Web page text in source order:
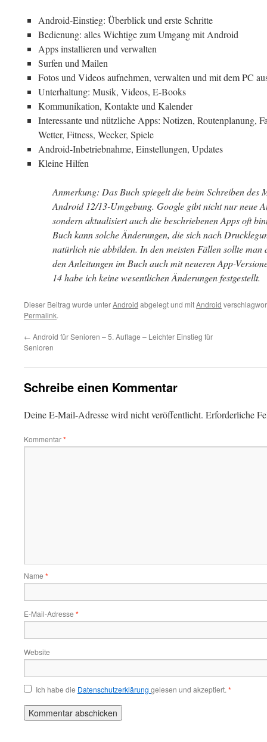
Android-Einstieg: Überblick und erste Schritte
Bedienung: alles Wichtige zum Umgang mit Android
Apps installieren und verwalten
Surfen und Mailen
Fotos und Videos aufnehmen, verwalten und mit dem PC
Unterhaltung: Musik, Videos, E-Books
Kommunikation, Kontakte und Kalender
Interessante und nützliche Apps: Notizen, Routenplanung,
Wetter, Fitness, Wecker, Spiele
Android-Inbetriebnahme, Einstellungen, Updates
Kleine Hilfen
Anmerkung: Das Buch spiegelt die beim Schreiben des
Android 12/13-Umgebung. Google gibt nicht nur neue
sondern aktualisiert auch die beschriebenen Apps oft
Buch kann solche Änderungen, die sich nach
natürlich nie abbilden. In den meisten Fällen sollte
den Anleitungen im Buch auch mit neueren App-
14 habe ich keine wesentlichen Änderungen festgestellt.
Dieser Beitrag wurde unterAndroid abgelegt und mitAndroid
Permalink.
← Android für Senioren – 5. Auflage – Leichter Einstieg für
Senioren
Schreibe einen Kommentar
Deine E-Mail-Adresse wird nicht veröffentlicht. Erforderliche
Kommentar*
Name *
E-Mail-Adresse *
Website
Ich habe die Datenschutzerklärung gelesen und akzeptiert. *